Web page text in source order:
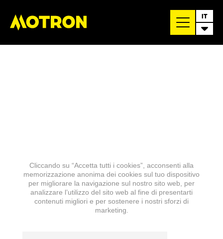
IT
Cliccando su “Accetta tutti i cookies”, acconsenti alla
memorizzazione anonima dei cookies sul tuo dispositivo
per migliorare la navigazione sul nostro sito web, per
analizzare l’utilizzo del sito web al fine di presentarti
contenuti migliori e per sostenere i nostri sforzi di
marketing.